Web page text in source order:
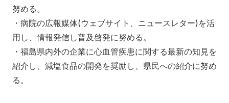
努める。
・病院の広報媒体(ウェブサイト、ニュースレター)を活
用し、情報発信し普及啓発に努める。
・福島県内外の企業に心血管疾患に関する最新の知見を
紹介し、減塩食品の開発を奨励し、県民への紹介に努め
る。